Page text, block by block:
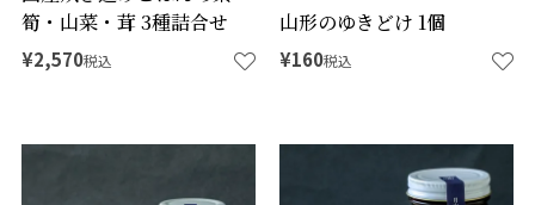
筍・山菜・茸 3種詰合せ
¥2,570税込
山形のゆきどけ 1個
¥160税込